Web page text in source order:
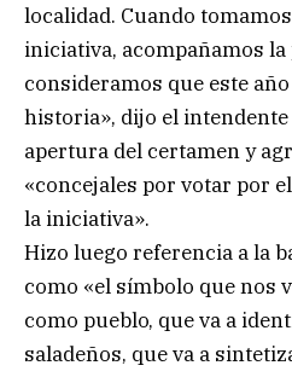
localidad. Cuando
iniciativa, acompañamos
consideramos que este
historia», dijo el intendente
apertura del certamen y
«concejales por votar por
la iniciativa».
Hizo luego referencia a la
como «el símbolo que nos
como pueblo, que va a
saladeños, que va a